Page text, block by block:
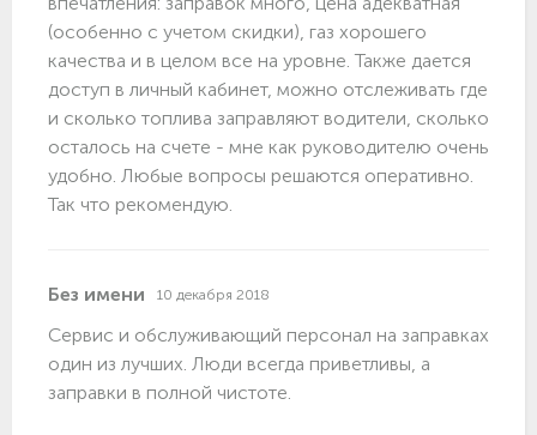
(особенно с учетом скидки), газ хорошего
качества и в целом все на уровне. Также дается
доступ в личный кабинет, можно отслеживать где
и сколько топлива заправляют водители, сколько
осталось на счете - мне как руководителю очень
удобно. Любые вопросы решаются оперативно.
Так что рекомендую.
Без имени 10 декабря 2018
Сервис и обслуживающий персонал на заправках
один из лучших. Люди всегда приветливы, а
заправки в полной чистоте.